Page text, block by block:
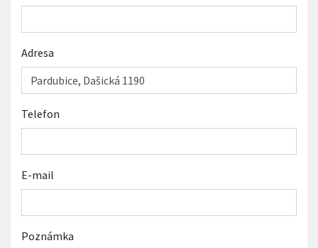
Adresa
Telefon
E-mail
Poznámka